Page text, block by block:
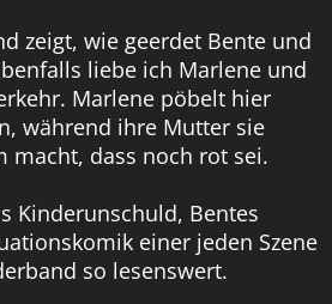
zeigt, wie geerdet Bente und
liebe ich Marlene und
Marlene pöbelt hier
während ihre Mutter sie
macht, dass noch rot sei.
Kinderunschuld, Bentes
einer jeden Szene
so lesenswert.